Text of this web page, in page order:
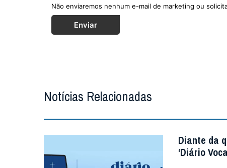
Não enviaremos nenhum e-mail de marketing ou
Enviar
Notícias Relacionadas
Diante da
‘Diário